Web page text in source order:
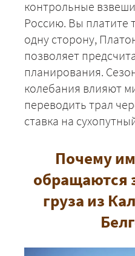
контрольные
Россию. Вы платите
одну сторону,
позволяет
планирования.
колебания влияют
переводить трал
ставка на
Почему
обращаются
груза из